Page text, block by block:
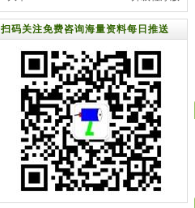
本号：V4.001.000000
扫码关注免费咨询海量资料每日推送